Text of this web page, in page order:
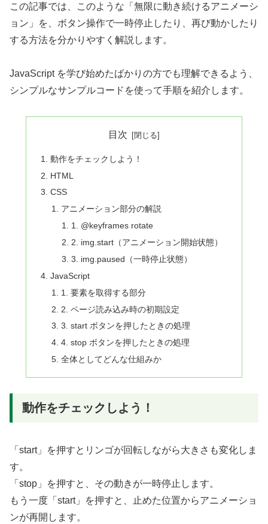
この記事では、このような「無限に動き続けるアニメーシ
ョン」を、ボタン操作で一時停止したり、再び動かしたり
する方法を分かりやすく解説します。
JavaScript を学び始めたばかりの方でも理解できるよう、
シンプルなサンプルコードを使って手順を紹介します。
目次
動作をチェックしよう！
HTML
CSS
アニメーション部分の解説
1. @keyframes rotate
2. img.start（アニメーション開始状態）
3. img.paused（一時停止状態）
JavaScript
1. 要素を取得する部分
2. ページ読み込み時の初期設定
3. start ボタンを押したときの処理
4. stop ボタンを押したときの処理
全体としてどんな仕組みか
動作をチェックしよう！
「start」を押すとリンゴが回転しながら大きさも変化しま
す。
「stop」を押すと、その動きが一時停止します。
もう一度「start」を押すと、止めた位置からアニメーショ
ンが再開します。